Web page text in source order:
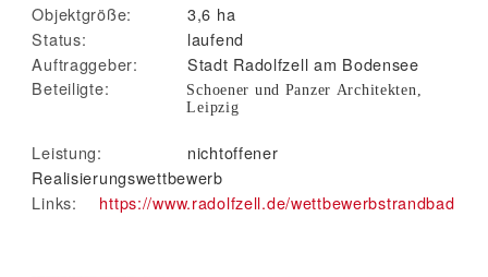
Objektgröße:
3,6 ha
Status:
laufend
Auftraggeber:
Stadt Radolfzell am Bodensee
Beteiligte:
Schoener und Panzer Architekten,
Leipzig
Leistung:
nichtoffener
Realisierungswettbewerb
Links:
https://www.radolfzell.de/wettbewerbstrandbad